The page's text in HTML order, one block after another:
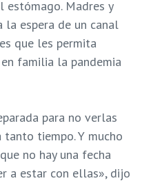
estómago. Madres y
la espera de un canal
que les permita
familia la pandemia
para no verlas
tiempo. Y mucho
no hay una fecha
a estar con ellas», dijo